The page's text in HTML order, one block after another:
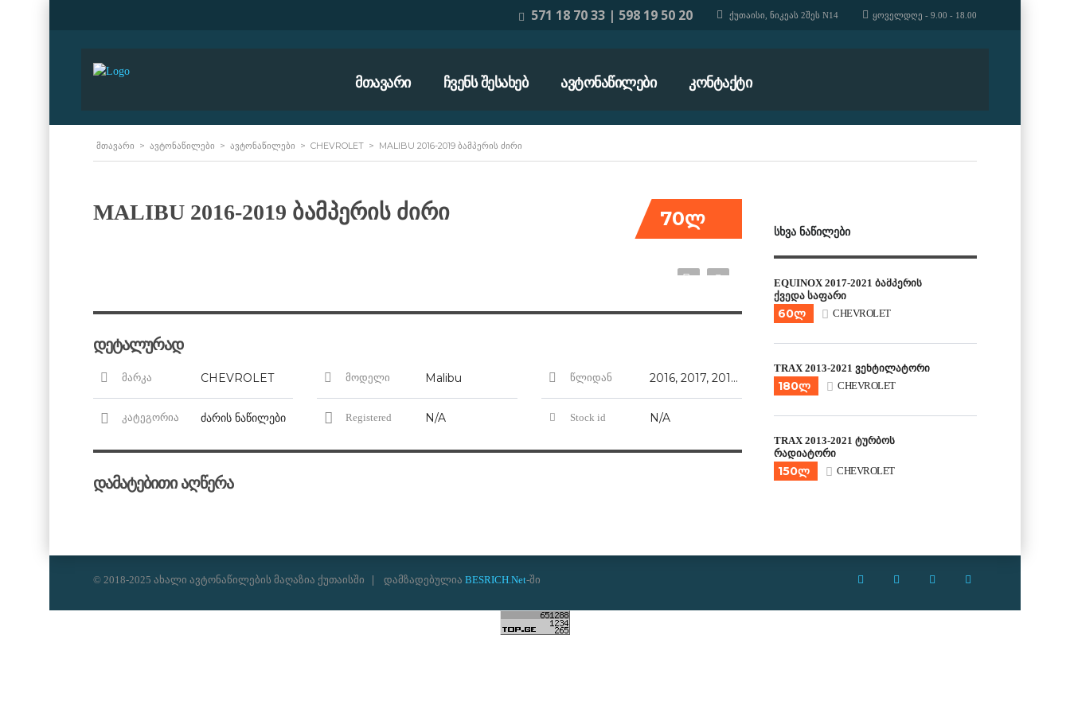
ᲧᲝᲕᲔᲚᲓᲦᲔ - 9.00 - 18.00
ᲥᲣᲗᲐᲘᲡᲘ, ᲜᲘᲙᲔᲐᲡ 2ᲨᲔᲡ N14
571 18 70 33 | 598 19 50 20
ᲛᲗᲐᲕᲐᲠᲘ ᲩᲕᲔᲜᲡ ᲨᲔᲡᲐᲮᲔᲑ ᲐᲕᲢᲝᲜᲐᲬᲘᲚᲔᲑᲘ ᲙᲝᲜᲢᲐᲥᲢᲘ
ᲛᲗᲐᲕᲐᲠᲘ > ᲐᲕᲢᲝᲜᲐᲬᲘᲚᲔᲑᲘ > ᲐᲕᲢᲝᲜᲐᲬᲘᲚᲔᲑᲘ > CHEVROLET > MALIBU 2016-2019 ᲑᲐᲛᲞᲔᲠᲘᲡ ᲫᲘᲠᲘ
70ლ
MALIBU 2016-2019 ბამპერის ძირი
დეტალურად
მარკა CHEVROLET მოდელი Malibu წლიდან 2016, 2017, 2018, 2019
კატეგორია ძარის ნაწილები Registered N/A Stock id N/A
დამატებითი აღწერა
ᲡᲮᲕᲐ ᲜᲐᲬᲘᲚᲔᲑᲘ
EQUINOX 2017-2021 ბამპერის
ქვედა საფარი
60ლ CHEVROLET
TRAX 2013-2021 ვენტილატორი
180ლ CHEVROLET
TRAX 2013-2021 ტურბოს
რადიატორი
150ლ CHEVROLET
© 2018-2025 ახალი ავტონაწილების მაღაზია ქუთაისში დამზადებულია BESRICH.Net-ში